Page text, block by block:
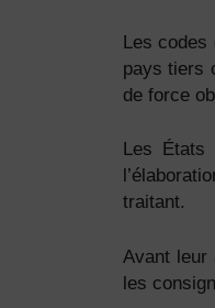
Les codes
pays tiers
de force
Les États
traitant.
Avant leur
les